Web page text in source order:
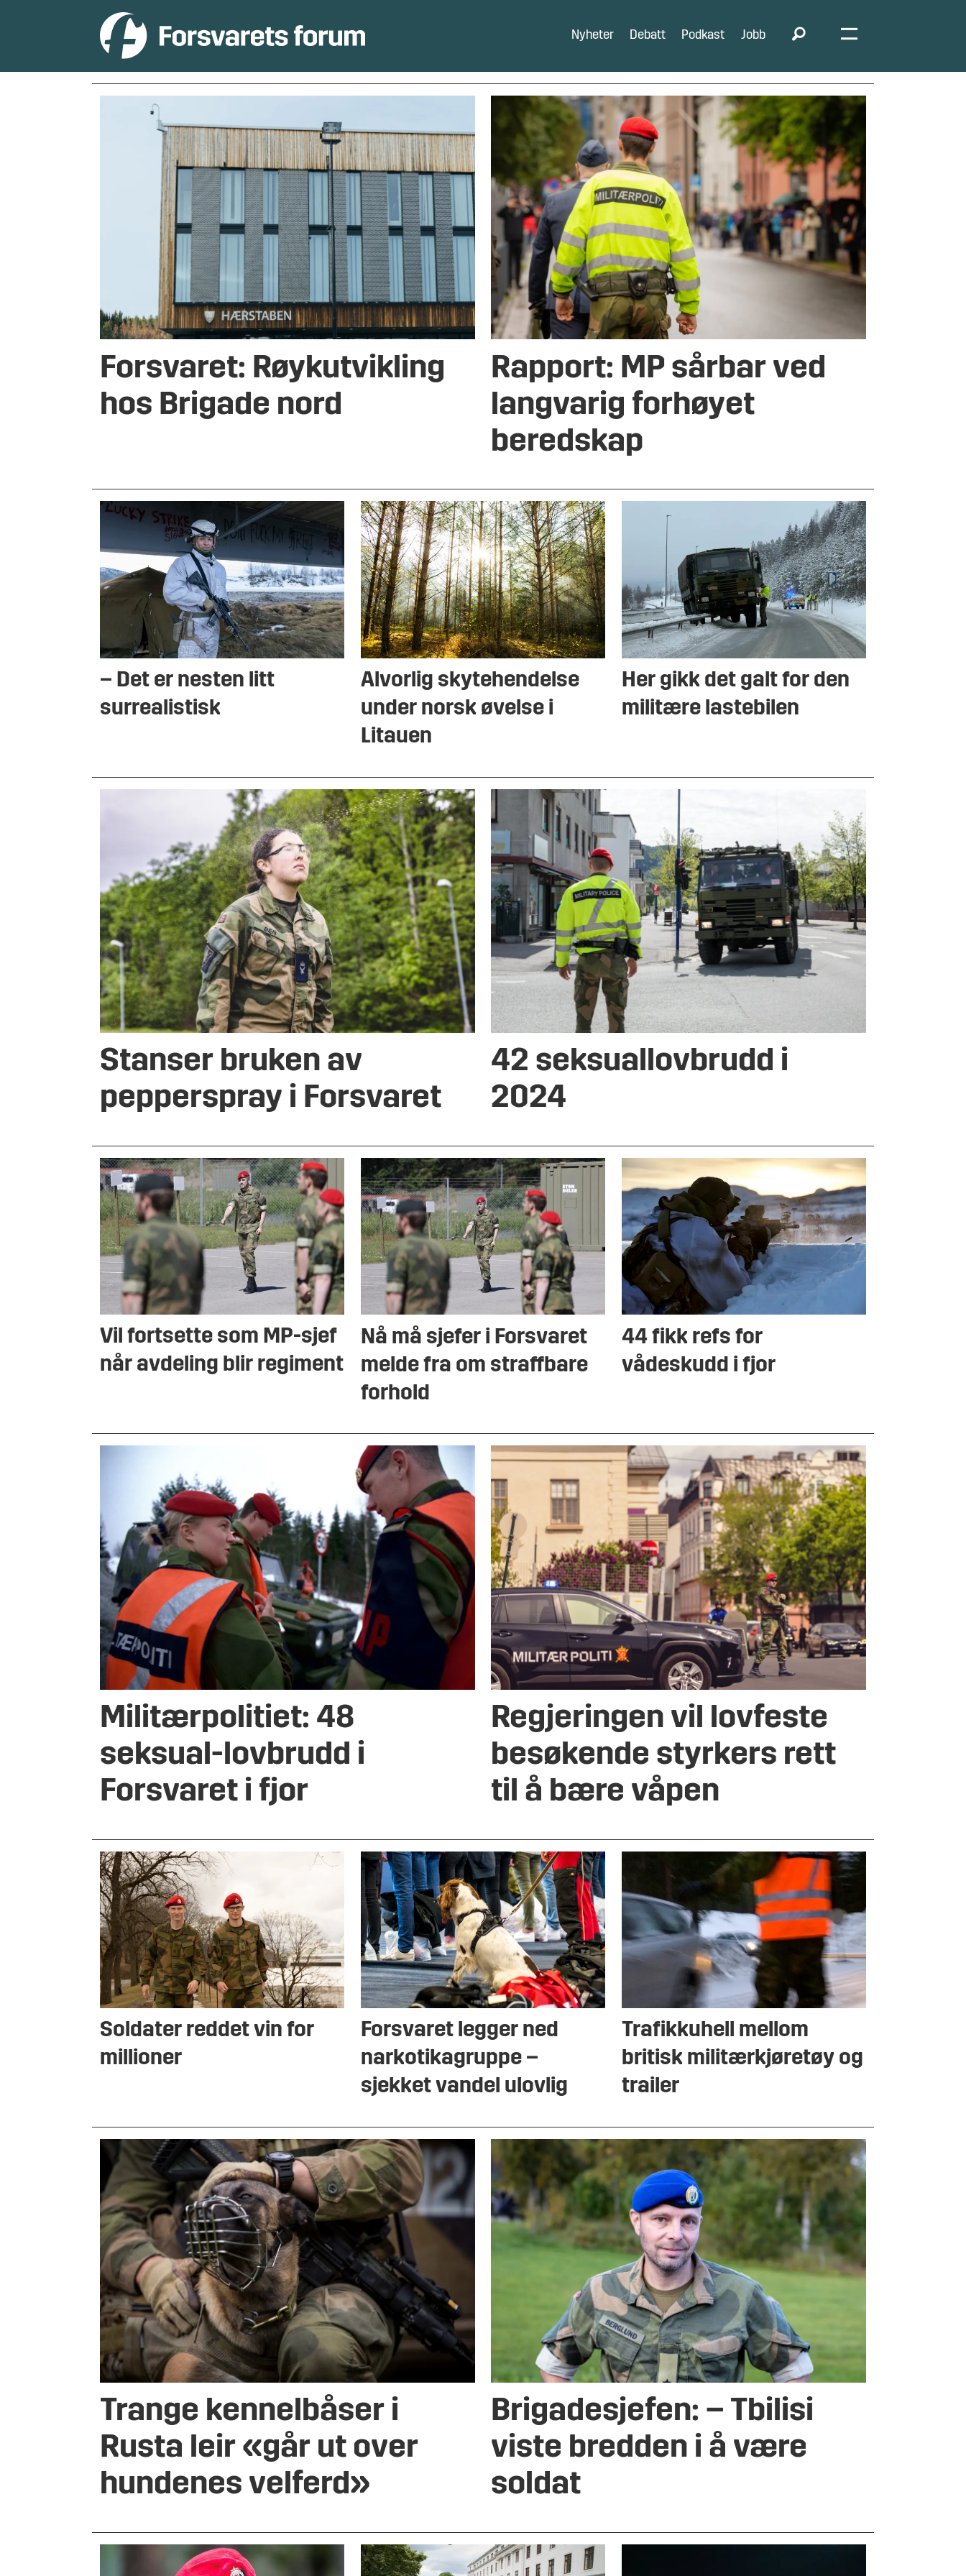
Nyheter Debatt Podkast Jobb
militærpolitiet
Forsvaret: Røykutvikling
hos Brigade nord
Rapport: MP sårbar ved
langvarig forhøyet
beredskap
– Det er nesten litt
surrealistisk
Alvorlig skytehendelse
under norsk øvelse i
Litauen
Her gikk det galt for den
militære lastebilen
Stanser bruken av
pepperspray i Forsvaret
42 seksuallovbrudd i
2024
Vil fortsette som MP-sjef
når avdeling blir regiment
Nå må sjefer i Forsvaret
melde fra om straffbare
forhold
44 fikk refs for
vådeskudd i fjor
Militærpolitiet: 48
seksual-lovbrudd i
Forsvaret i fjor
Regjeringen vil lovfeste
besøkende styrkers rett
til å bære våpen
Soldater reddet vin for
millioner
Forsvaret legger ned
narkotikagruppe –
sjekket vandel ulovlig
Trafikkuhell mellom
britisk militærkjøretøy og
trailer
Trange kennelbåser i
Rusta leir «går ut over
hundenes velferd»
Brigadesjefen: – Tbilisi
viste bredden i å være
soldat